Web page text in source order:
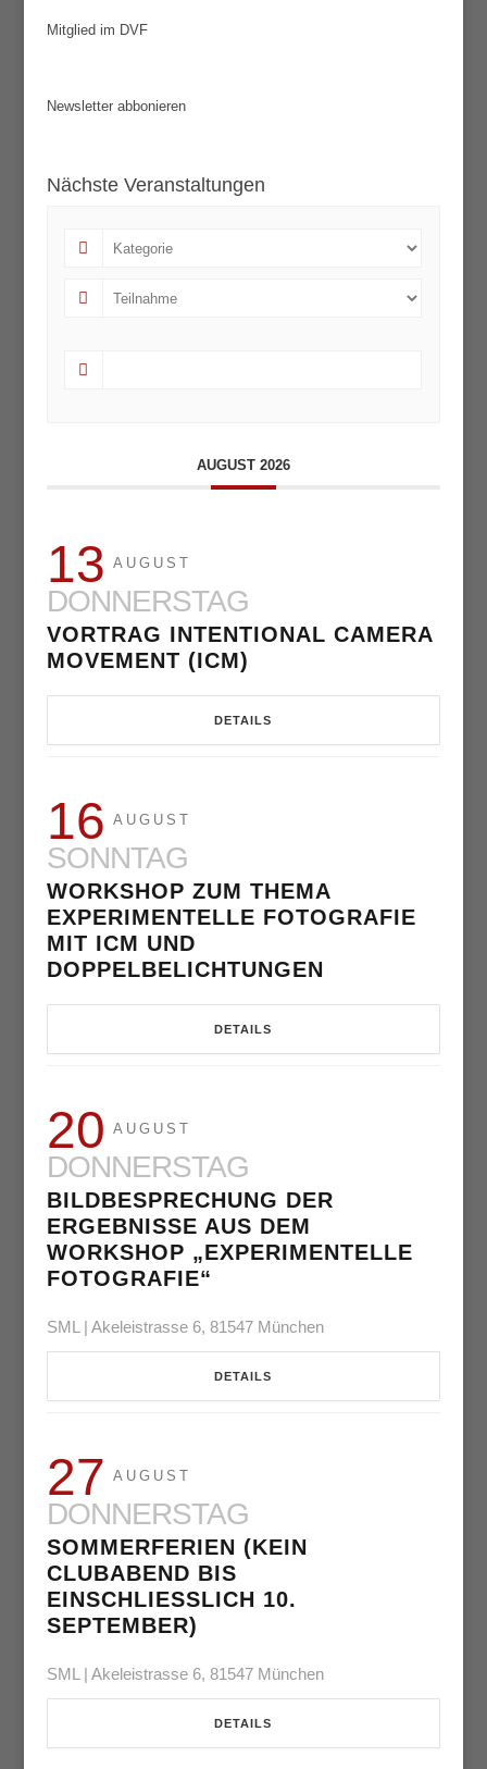
Mitglied im DVF
Newsletter abbonieren
Nächste Veranstaltungen
AUGUST 2026
13 AUGUST
DONNERSTAG
VORTRAG INTENTIONAL CAMERA
MOVEMENT (ICM)
DETAILS
16 AUGUST
SONNTAG
WORKSHOP ZUM THEMA
EXPERIMENTELLE FOTOGRAFIE
MIT ICM UND
DOPPELBELICHTUNGEN
DETAILS
20 AUGUST
DONNERSTAG
BILDBESPRECHUNG DER
ERGEBNISSE AUS DEM
WORKSHOP „EXPERIMENTELLE
FOTOGRAFIE“
SML | Akeleistrasse 6, 81547 München
DETAILS
27 AUGUST
DONNERSTAG
SOMMERFERIEN (KEIN
CLUBABEND BIS
EINSCHLIESSLICH 10. S
EPTEMBER)
SML | Akeleistrasse 6, 81547 München
DETAILS